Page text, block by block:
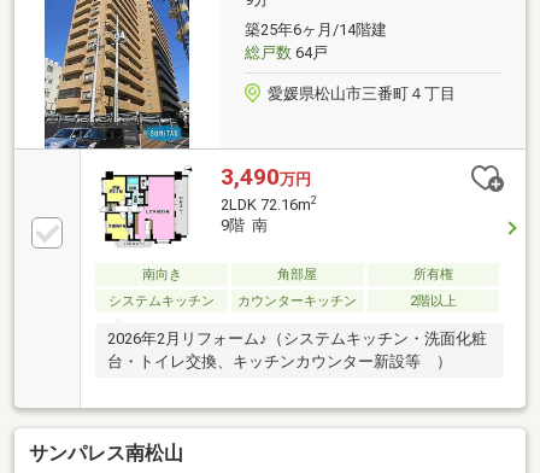
築25年6ヶ月/14階建
総戸数64戸
愛媛県松山市三番町４丁目
3,490万円
2LDK 72.16m2
9階 南
南向き 角部屋
所有権
システムキッチン
カウンターキッチン 2階以上
2026年2月リフォーム♪（システムキッチン・洗面化粧
台・トイレ交換、キッチンカウンター新設等 ）
サンパレス南松山